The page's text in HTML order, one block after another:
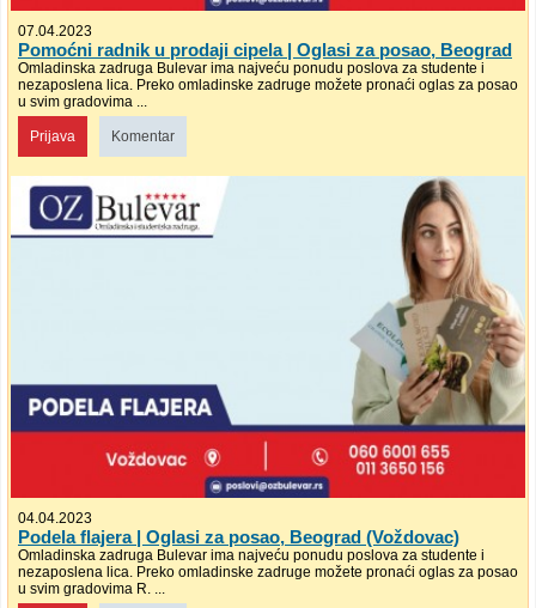
07.04.2023
Pomoćni radnik u prodaji cipela | Oglasi za posao, Beograd
Omladinska zadruga Bulevar ima najveću ponudu poslova za studente i
nezaposlena lica. Preko omladinske zadruge možete pronaći oglas za posao
u svim gradovima ...
Prijava Komentar
04.04.2023
Podela flajera | Oglasi za posao, Beograd (Voždovac)
Omladinska zadruga Bulevar ima najveću ponudu poslova za studente i
nezaposlena lica. Preko omladinske zadruge možete pronaći oglas za posao
u svim gradovima R. ...